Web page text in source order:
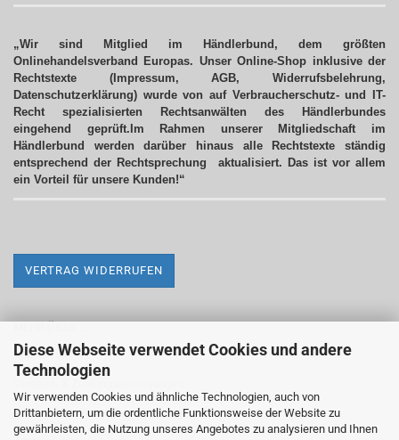
Diese Webseite verwendet Cookies und andere
Technologien
Wir verwenden Cookies und ähnliche Technologien, auch von
Drittanbietern, um die ordentliche Funktionsweise der Website zu
gewährleisten, die Nutzung unseres Angebotes zu analysieren und Ihnen
„Wir sind Mitglied im Händlerbund, dem größten
Onlinehandelsverband Europas. Unser Online-Shop inklusive der
Rechtstexte (Impressum, AGB, Widerrufsbelehrung,
Datenschutzerklärung) wurde von auf Verbraucherschutz- und IT-
Recht spezialisierten Rechtsanwälten des Händlerbundes
eingehend geprüft.Im Rahmen unserer Mitgliedschaft im
Händlerbund werden darüber hinaus alle Rechtstexte ständig
entsprechend der Rechtsprechung aktualisiert. Das ist vor allem
ein Vorteil für unsere Kunden!“
VERTRAG WIDERRUFEN
Impressum
Versand- & Zahlungsbedingungen
Widerrufsrecht & Widerrufsformular